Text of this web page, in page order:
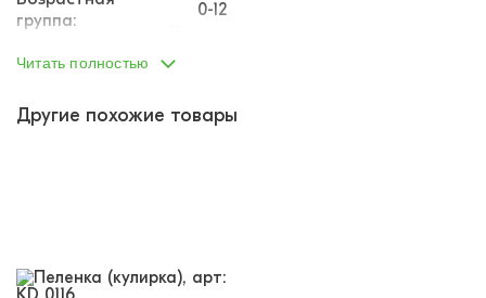
группа:
0-12
Возраст от:
0
Материал:
лапша
Читать полностью
Другие похожие товары